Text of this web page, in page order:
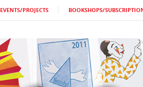
EVENTS/PROJECTS BOOKSHOPS/